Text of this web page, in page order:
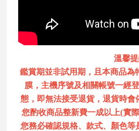
溫馨
鑑賞期並非試用期，且本商品為
膜，主機序號及相關帳號一經
態，即無法接受退貨，退貨時
您酌收商品整新費一成以上(實
您務必確認規格、款式、顏色